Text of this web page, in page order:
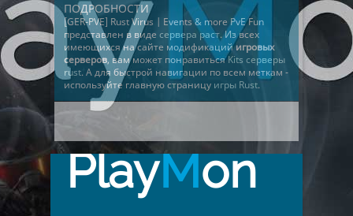
ПОДРОБНОСТИ
[GER-PVE] Rust Virus | Events & more PvE Fun
представлен в виде сервера раст. Из всех
имеющихся на сайте модификацийигровых
серверов, вам может понравитьсяKits серверы
rust. А для быстрой навигации по всем меткам -
используйте главную страницу игры Rust.
PlayMon